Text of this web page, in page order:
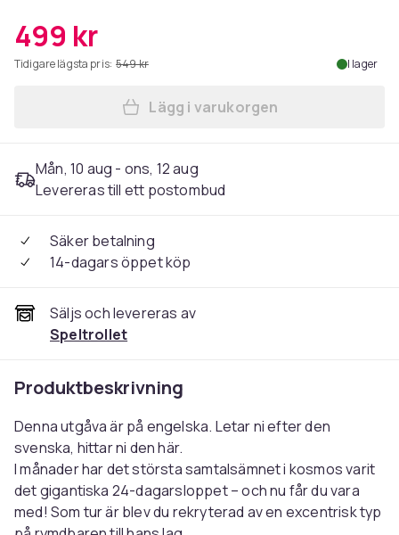
499 kr
Tidigare lägsta pris: 549 kr I lager
Lägg till EXIT
Lägg i varukorgen
Mån, 10 aug - ons, 12 aug
Levereras till ett postombud
Säker betalning
14-dagars öppet köp
Säljs och levereras av
Speltrollet
Produktbeskrivning
Denna utgåva är på engelska. Letar ni efter den
svenska, hittar ni den här.
I månader har det största samtalsämnet i kosmos varit
det gigantiska 24-dagarsloppet – och nu får du vara
med! Som tur är blev du rekryterad av en excentrisk typ